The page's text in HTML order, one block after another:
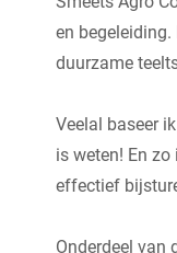
en
duurzame
Veelal baseer
is weten! En
effectief
Onderdeel van